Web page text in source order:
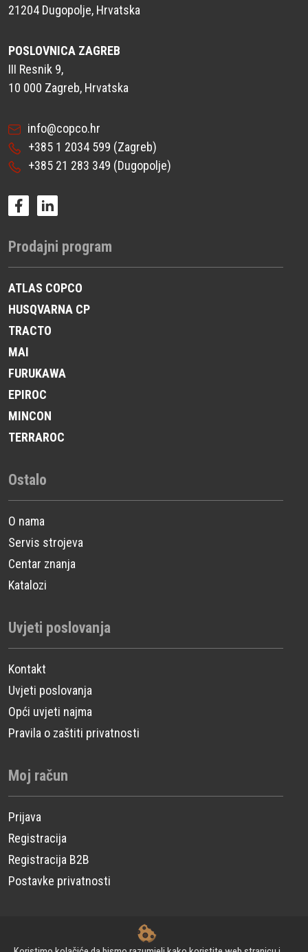
21204 Dugopolje, Hrvatska
POSLOVNICA ZAGREB
III Resnik 9,
10 000 Zagreb, Hrvatska
info@copco.hr
+385 1 2034 599 (Zagreb)
+385 21 283 349 (Dugopolje)
Prodajni program
ATLAS COPCO
HUSQVARNA CP
TRACTO
MAI
FURUKAWA
EPIROC
MINCON
TERRAROC
Ostalo
O nama
Servis strojeva
Centar znanja
Katalozi
Uvjeti poslovanja
Kontakt
Uvjeti poslovanja
Opći uvjeti najma
Pravila o zaštiti privatnosti
Moj račun
Prijava
Registracija
Registracija B2B
Postavke privatnosti
© CP Power Technique d.o.o. - Sva prava pridržana.